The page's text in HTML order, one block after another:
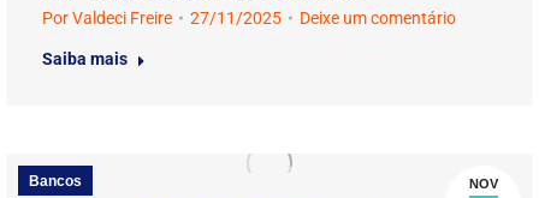
PorValdeci Freire 27/11/2025 Deixe um comentário
Saiba mais
NOV
Bancos